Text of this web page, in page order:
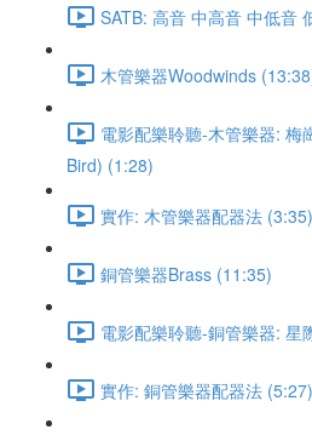
SATB: 高音 中高音 中低音
木管樂器Woodwinds
電影配樂聆聽-木管樂器: 梅
Bird) (1:28)
實作: 木管樂器配器法 (3:35)
銅管樂器Brass (11:35)
電影配樂聆聽-銅管樂器: 星
實作: 銅管樂器配器法 (5:27)